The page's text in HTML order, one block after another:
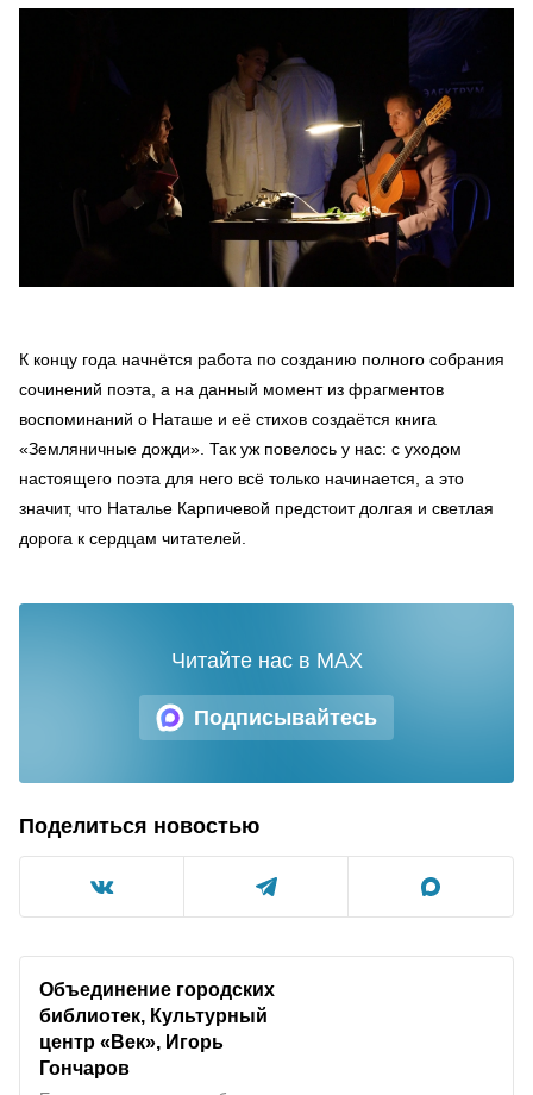
К концу года начнётся работа по созданию полного собрания
сочинений поэта, а на данный момент из фрагментов
воспоминаний о Наташе и её стихов создаётся книга
«Земляничные дожди». Так уж повелось у нас: с уходом
настоящего поэта для него всё только начинается, а это
значит, что Наталье Карпичевой предстоит долгая и светлая
дорога к сердцам читателей.
Подписывайтесь
Читайте нас в MAX
Поделиться новостью
Объединение городских
библиотек, Культурный
центр «Век», Игорь
Гончаров